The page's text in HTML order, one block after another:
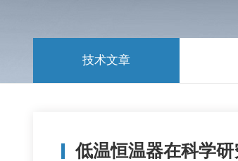
技术文章
低温恒温器在科学研